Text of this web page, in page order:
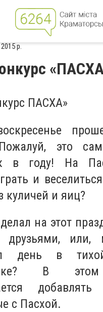
р.
ПАСХА»
это
в году! На
и
куличей и яиц?
на этот
друзьями, или,
день в
В этом
добавлять
с Пасхой.